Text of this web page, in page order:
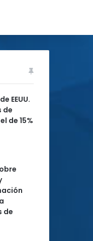
EEUU.
de
de 15%
de